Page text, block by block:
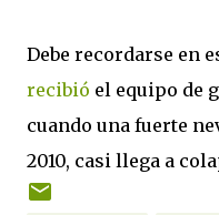
Debe recordarse en
recibió el equipo de
cuando una fuerte
2010, casi llega a